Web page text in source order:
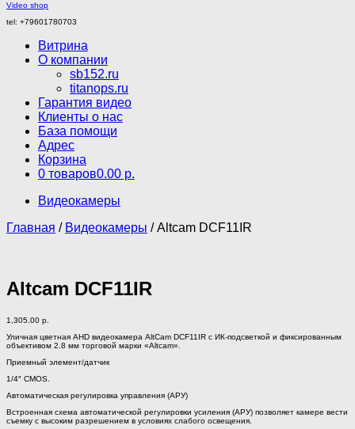
Video shop
tel: +79601780703
Витрина
О компании
sb152.ru
titanops.ru
Гарантия видео
Клиенты о нас
База помощи
Адрес
Корзина
0 товаров0.00 р.
Видеокамеры
Главная / Видеокамеры / Altcam DCF11IR
Altcam DCF11IR
1,305.00 р.
Уличная цветная AHD видеокамера AltCam DCF11IR с ИК-подсветкой и фиксированным
объективом 2.8 мм торговой марки «Altcam».
Приемный элемент/датчик
1/4″ CMOS.
Автоматическая регулировка управления (АРУ)
Встроенная схема автоматической регулировки усиления (АРУ) позволяет камере вести
съемку с высоким разрешением в условиях слабого освещения.